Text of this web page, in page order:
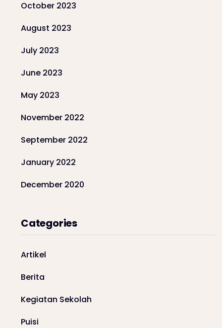
October 2023
August 2023
July 2023
June 2023
May 2023
November 2022
September 2022
January 2022
December 2020
Categories
Artikel
Berita
Kegiatan Sekolah
Puisi